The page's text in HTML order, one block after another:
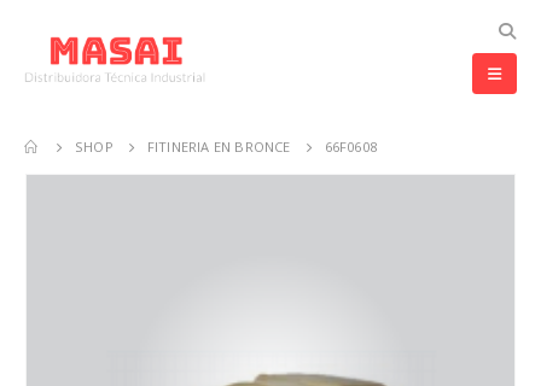
SHOP FITINERIA EN BRONCE 66F0608